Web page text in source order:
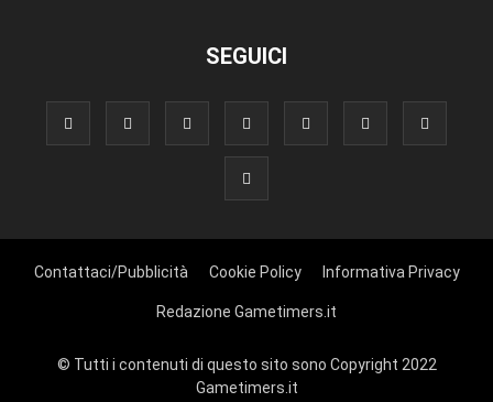
SEGUICI
Contattaci/Pubblicità Cookie Policy Informativa Privacy
Redazione Gametimers.it
© Tutti i contenuti di questo sito sono Copyright 2022
Gametimers.it